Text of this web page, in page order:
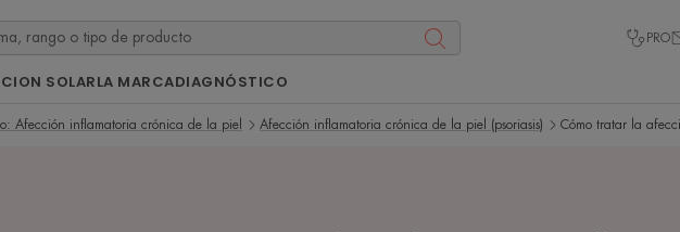
PRO
SOLARLA MARCADIAGNÓSTICO
Afección inflamatoria crónica de la piel Afección inflamatoria crónica de la piel (psoriasis) Cómo tratar la